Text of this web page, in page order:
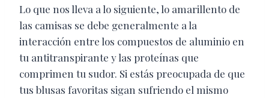
Lo que nos lleva a lo siguiente, lo amarillento de
las camisas se debe generalmente a la
interacción entre los compuestos de aluminio en
tu antitranspirante y las proteínas que
comprimen tu sudor. Si estás preocupada de que
tus blusas favoritas sigan sufriendo el mismo